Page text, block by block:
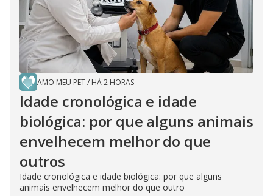
e
o
AMO MEU PET/ HÁ 2 HORAS
Idade cronológica e idade
biológica: por que alguns animais
envelhecem melhor do que
outros
Idade cronológica e idade biológica: por que alguns
animais envelhecem melhor do que outro